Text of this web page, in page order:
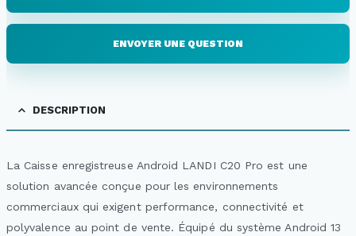
ENVOYER UNE QUESTION
DESCRIPTION
La Caisse enregistreuse Android LANDI C20 Pro est une
solution avancée conçue pour les environnements
commerciaux qui exigent performance, connectivité et
polyvalence au point de vente. Équipé du système Android 13